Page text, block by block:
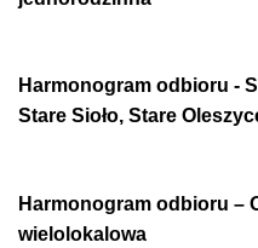
Harmonogram odbioru -
Stare Sioło, Stare
Harmonogram odbioru –
wielolokalowa